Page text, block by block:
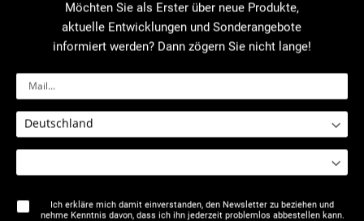
100 % klappbar: Bodengabeln, Hubgabeln, Windenkurbel und
Ausleger lassen sich einfach zusammenklappen, um beim
Verstauen viel Platz zu sparen und den Transport auch in
einem kleinen Fahrzeug zu erleichtern...
Maximale Sicherheit:selbstbremsende Winde.
Möchten Sie als Erster über neue Produkte,
aktuelle Entwicklungen und Sonderangebote
informiert werden? Dann zögern Sie nicht lange!
Ich erkläre mich damit einverstanden, den Newsletter zu beziehen und
nehme Kenntnis davon, dass ich ihn jederzeit problemlos abbestellen kann.